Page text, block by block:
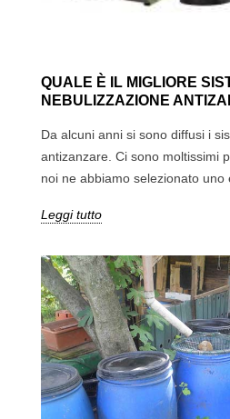
QUALE È IL MIGLIORE
NEBULIZZAZIONE
Da alcuni anni si sono diffusi i
antizanzare. Ci sono moltissimi
noi ne abbiamo selezionato uno
Leggi tutto